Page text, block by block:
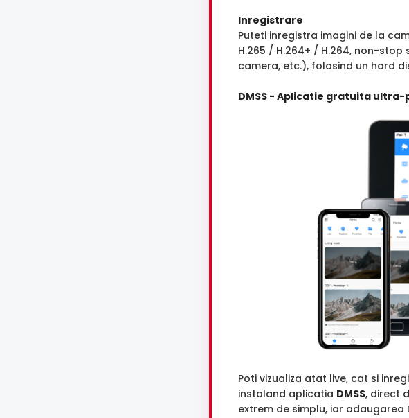
Inregistrare
Puteti inregistra imagini de la
H.265 / H.264+ / H.264, non-
camera, etc.), folosind un hard
DMSS - Aplicatie gratuita
Poti vizualiza atat live, cat si
instaland aplicatia DMSS, direct
extrem de simplu, iar adaugarea